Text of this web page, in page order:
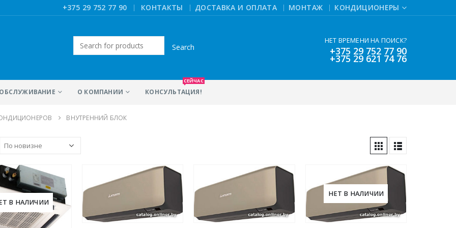
+375 29 752 77 90 | КОНТАКТЫ ДОСТАВКА И ОПЛАТА МОНТАЖ КОНДИЦИОНЕРЫ
Искать: НЕТ ВРЕМЕНИ НА ПОИСК?
+375 29 752 77 90
+375 29 621 74 76
ОБСЛУЖИВАНИЕ О КОМПАНИИ КОНСУЛЬТАЦИЯ!
СЕЙЧАС
ВНУТРЕННИЙ БЛОК
В НАЛИЧИИ
НЕТ В НАЛИЧИИ